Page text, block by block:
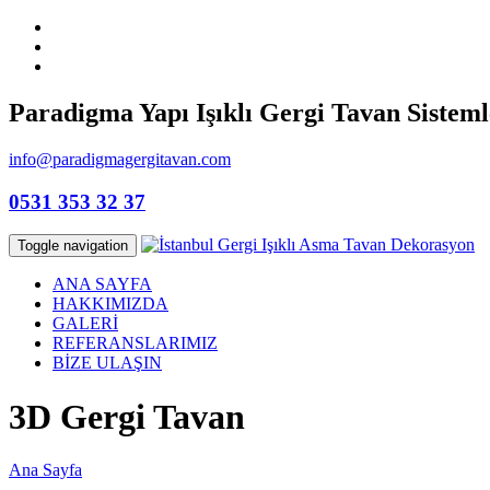
Paradigma Yapı Işıklı Gergi Tavan
info@paradigmagergitavan.com
0531 353 32 37
Toggle navigation
ANA SAYFA
HAKKIMIZDA
GALERİ
REFERANSLARIMIZ
BİZE ULAŞIN
3D Gergi Tavan
Ana Sayfa